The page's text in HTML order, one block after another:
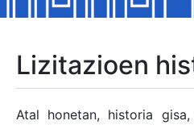
Erakutsi/Ezkutatu
Erakutsi/Ezkutatu
Lizitazioen
Atal honetan, historia